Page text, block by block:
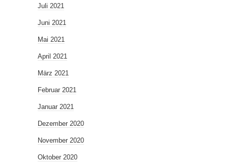
Juli 2021
Juni 2021
Mai 2021
April 2021
März 2021
Februar 2021
Januar 2021
Dezember 2020
November 2020
Oktober 2020